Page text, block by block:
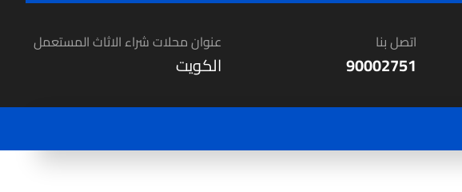
عنوان محلات شراء الاثاث المستعمل
الكويت
اتصل بنا
90002751